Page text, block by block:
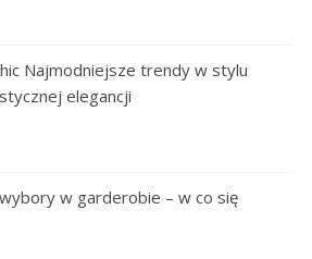
Najmodniejsze trendy w stylu
elegancji
w garderobie – w co się